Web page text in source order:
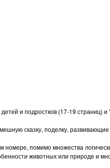
и подростков (17-19
сказку, поделку, развивающие
помимо множества
животных или природе и